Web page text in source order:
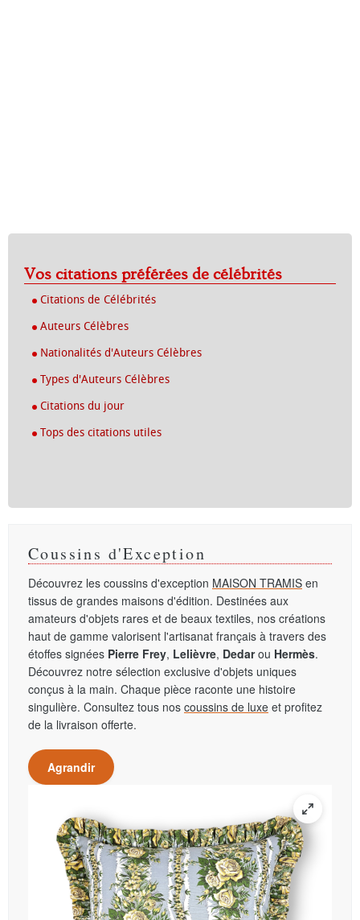
Vos citations préférées de célébrités
Citations de Célébrités
Auteurs Célèbres
Nationalités d'Auteurs Célèbres
Types d'Auteurs Célèbres
Citations du jour
Tops des citations utiles
Coussins d'Exception
Découvrez les coussins d'exception MAISON TRAMIS en
tissus de grandes maisons d'édition. Destinées aux
amateurs d'objets rares et de beaux textiles, nos créations
haut de gamme valorisent l'artisanat français à travers des
étoffes signées Pierre Frey, Lelièvre, Dedarou Hermès.
Découvrez notre sélection exclusive d'objets uniques
conçus à la main. Chaque pièce raconte une histoire
singulière. Consultez tous nos coussins de luxe et profitez
de la livraison offerte.
Agrandir